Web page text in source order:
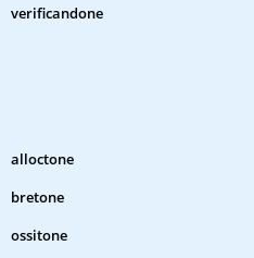
verificandone
alloctone
bretone
ossitone